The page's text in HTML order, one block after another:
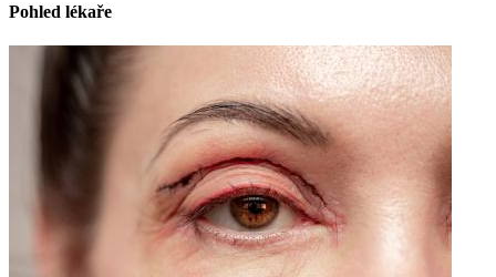
Pohled lékaře